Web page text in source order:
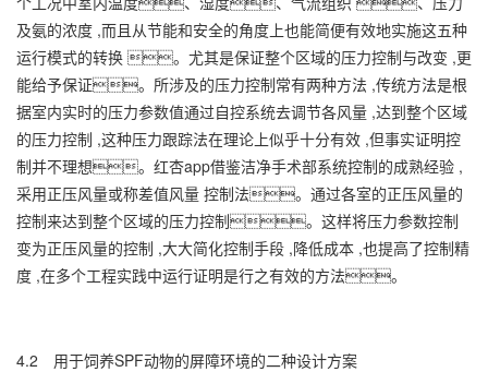
及氨的浓度 ,而且从节能和安全的角度上也能简便有效地实施这五种
运行模式的转换 。尤其是保证整个区域的压力控制与改变 ,更
能给予保证。所涉及的压力控制常有两种方法 ,传统方法是根
据室内实时的压力参数值通过自控系统去调节各风量 ,达到整个区域
的压力控制 ,这种压力跟踪法在理论上似乎十分有效 ,但事实证明控
制并不理想。红杏app借鉴洁净手术部系统控制的成熟经验 ,
采用正压风量或称差值风量 控制法。通过各室的正压风量的
控制来达到整个区域的压力控制。这样将压力参数控制
变为正压风量的控制 ,大大简化控制手段 ,降低成本 ,也提高了控制精
度 ,在多个工程实践中运行证明是行之有效的方法。
4.2 用于饲养SPF动物的屏障环境的二种设计方案